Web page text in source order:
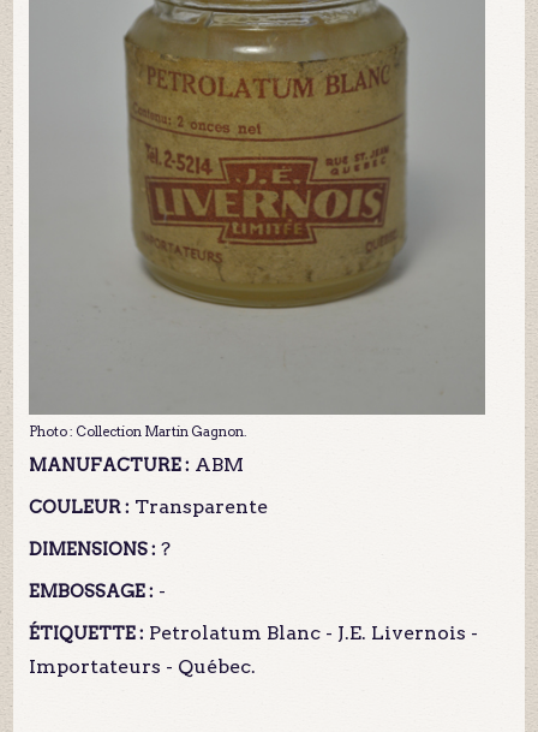
Photo : Collection Martin Gagnon.
MANUFACTURE : ABM
COULEUR : Transparente
DIMENSIONS : ?
EMBOSSAGE : -
ÉTIQUETTE : Petrolatum Blanc - J.E. Livernois -
Importateurs - Québec.